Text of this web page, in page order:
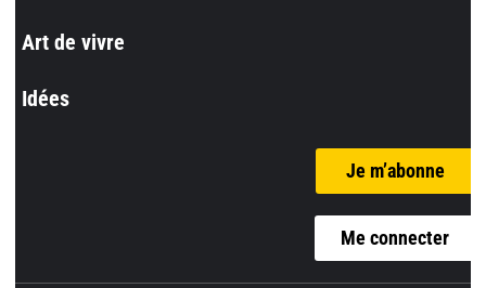
Art de vivre
Idées
Je m’abonne
Me connecter